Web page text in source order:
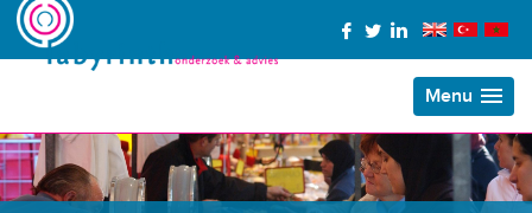
Menu